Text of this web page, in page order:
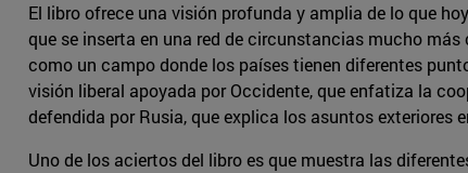
El libro ofrece una visión profunda y amplia de lo que
que se inserta en una red de circunstancias mucho
como un campo donde los países tienen diferentes
visión liberal apoyada por Occidente, que enfatiza la
defendida por Rusia, que explica los asuntos exteriores
Uno de los aciertos del libro es que muestra las